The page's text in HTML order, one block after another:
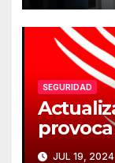
SEGURIDAD
JUL 19, 2024